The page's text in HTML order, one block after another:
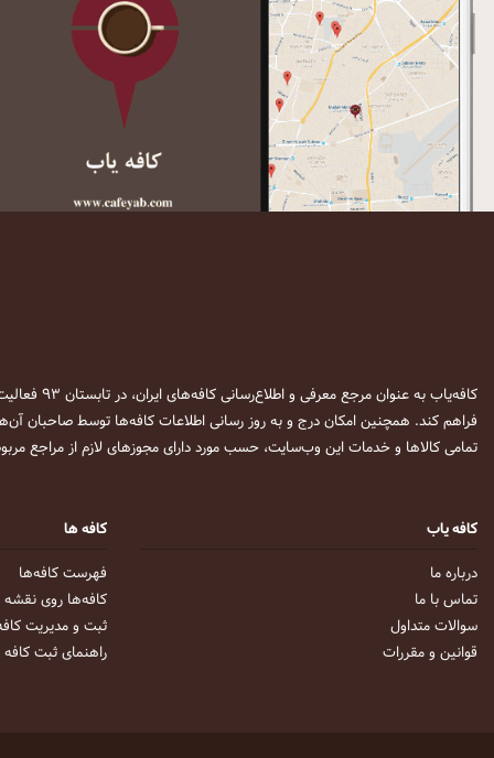
کافه‌یاب به عنوان مرجع معرفی و اطلاع‌رسانی کافه‌های ایران، در تابستان ۹۳ فعالیت خود را آغاز نمود. این وب‌سایت در نظر دارد تا با معرفی
فراهم کند. همچنین امکان درج و به روز رسانی اطلاعات کافه‌ها توسط صاحبان
تمامی کالاها و خدمات این وب‌سایت، حسب مورد دارای مجوزهای لازم از مراجع
کافه یاب
درباره ما
تماس با ما
سوالات متداول
قوانین و مقررات
کافه ها
فهرست کافه‌ها
کافه‌ها روی نقشه
ثبت و مدیریت
راهنمای ثبت کافه